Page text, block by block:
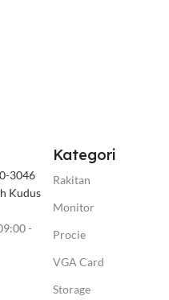
3046
Kudus
-
Kategori
Rakitan
Monitor
Procie
VGA Card
Storage